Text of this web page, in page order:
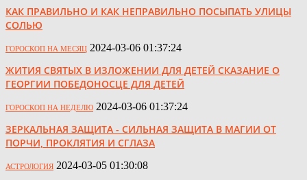
КАК ПРАВИЛЬНО И КАК НЕПРАВИЛЬНО ПОСЫПАТЬ УЛИЦЫ
СОЛЬЮ
ГОРОСКОП НА МЕСЯЦ 2024-03-06 01:37:24
ЖИТИЯ СВЯТЫХ В ИЗЛОЖЕНИИ ДЛЯ ДЕТЕЙ СКАЗАНИЕ О
ГЕОРГИИ ПОБЕДОНОСЦЕ ДЛЯ ДЕТЕЙ
ГОРОСКОП НА НЕДЕЛЮ 2024-03-06 01:37:24
ЗЕРКАЛЬНАЯ ЗАЩИТА - СИЛЬНАЯ ЗАЩИТА В МАГИИ ОТ
ПОРЧИ, ПРОКЛЯТИЯ И СГЛАЗА
АСТРОЛОГИЯ 2024-03-05 01:30:08